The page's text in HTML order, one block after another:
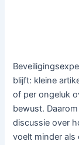
blijft: kleine
of per ongeluk
bewust.
discussie over
voelt minder als